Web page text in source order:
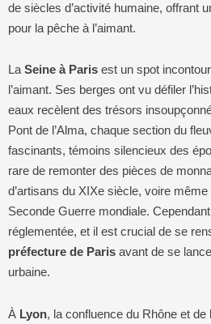
de siècles d’activité humaine, offrant
pour la pêche à l’aimant.
La Seine à Paris est un spot
l’aimant. Ses berges ont vu défiler
eaux recèlent des trésors
Pont de l’Alma, chaque section du
fascinants, témoins silencieux des
rare de remonter des pièces de
d’artisans du XIXe siècle, voire
Seconde Guerre mondiale.
réglementée, et il est crucial de se
préfecture de Paris avant de se
urbaine.
À Lyon, la confluence du Rhône et